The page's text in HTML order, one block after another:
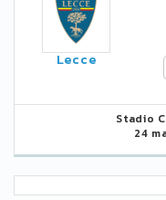
Lecce
Stadio
24